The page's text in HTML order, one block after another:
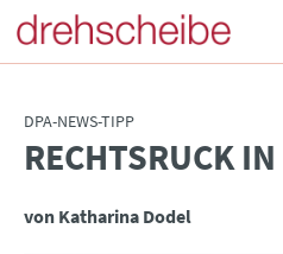
DPA-NEWS-TIPP
:RECHTSRUCK
von Katharina Dodel